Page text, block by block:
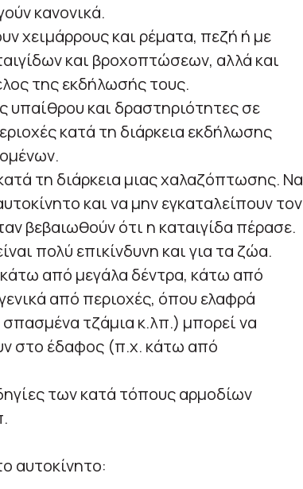
κανονικά.
χειμάρρους και ρέματα, πεζή ή με
και βροχοπτώσεων, αλλά και
της εκδήλωσής τους.
υπαίθρου και δραστηριότητες σε
κατά τη διάρκεια εκδήλωσης
τη διάρκεια μιας χαλαζόπτωσης. Να
και να μην εγκαταλείπουν τον
βεβαιωθούν ότι η καταιγίδα πέρασε.
πολύ επικίνδυνη και για τα ζώα.
από μεγάλα δέντρα, κάτω από
από περιοχές, όπου ελαφρά
τζάμια κ.λπ.) μπορεί να
στο έδαφος (π.χ. κάτω από
των κατά τόπους αρμοδίων
αυτοκίνητο: